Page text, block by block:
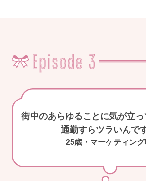
街中のあらゆることに気が立っ
通勤すらツラいんです
25歳・マーケティング